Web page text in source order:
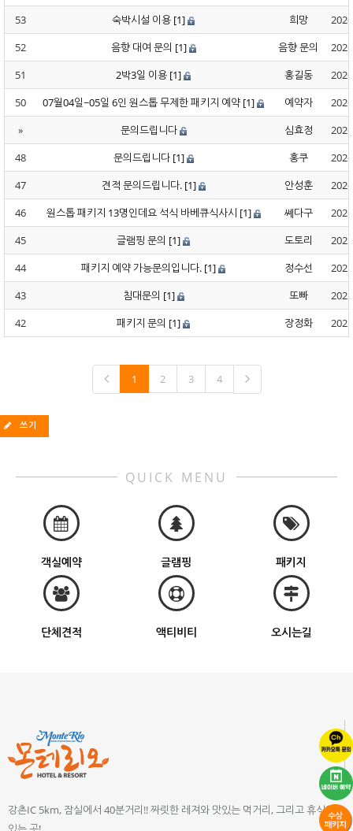
53
숙박시설 이용 [1] 희망
52
음향 대여 문의 [1] 음향 문의
51
2박3일 이용 [1] 홍길동
50
07월04일~05일 6인 원스톱 무제한 패키지 예약 [1] 예약자
»
문의드립니다 심효정
48
문의드립니다 [1] 홍쿠
47
견적 문의드립니다. [1] 안성훈
46
원스톱 패키지 13명인데요 석식 바베큐식사시 [1] 쎼다구
45
글램핑 문의 [1] 도토리
44
패키지 예약 가능문의입니다. [1] 정수선
43
침대문의 [1] 또빠
42
패키지 문의 [1] 장정화
1 2 3 4
쓰기
QUICK MENU
객실예약 글램핑 패키지
단체견적 액티비티 오시는길
강촌IC 5km, 잠실에서 40분거리!! 짜릿한 레져와 맛있는 먹거리, 그리고 휴식이